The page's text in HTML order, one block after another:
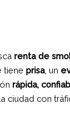
renta de
tieneprisa, un
rápida,
ciudad con